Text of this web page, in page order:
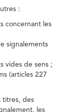
:
concernant les
signalements
vides de sens ;
(articles 227
titres, des
les